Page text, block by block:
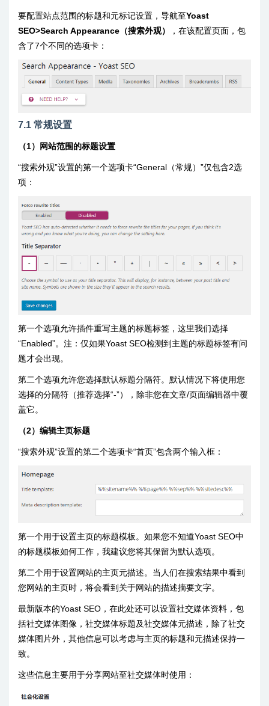
要配置站点范围的标题和元标记设置，导航至Yoast
SEO>Search Appearance（搜索外观）
，在该配置页面，包
含了7个不同的选项卡：
7.1 常规设置
（1）网站范围的标题设置
“搜索外观”设置的第一个选项卡“General（常规）”仅包含2选
项：
第一个选项允许插件重写主题的标题标签，这里我们选择
“Enabled”。注：仅如果Yoast SEO检测到主题的标题标签有问
题才会出现。
第二个选项允许您选择默认标题分隔符。默认情况下将使用您
选择的分隔符（推荐选择“-”），除非您在文章/页面编辑器中覆
盖它。
（2）编辑主页标题
“搜索外观”设置的第二个选项卡“首页”包含两个输入框：
第一个用于设置主页的标题模板。如果您不知道Yoast SEO中
的标题模板如何工作，我建议您将其保留为默认选项。
第二个用于设置网站的主页元描述。当人们在搜索结果中看到
您网站的主页时，将会看到关于网站的描述摘要文字。
最新版本的Yoast SEO，在此处还可以设置社交媒体资料，包
括社交媒体图像，社交媒体标题及社交媒体元描述，除了社交
媒体图片外，其他信息可以考虑与主页的标题和元描述保持一
致。
这些信息主要用于分享网站至社交媒体时使用：